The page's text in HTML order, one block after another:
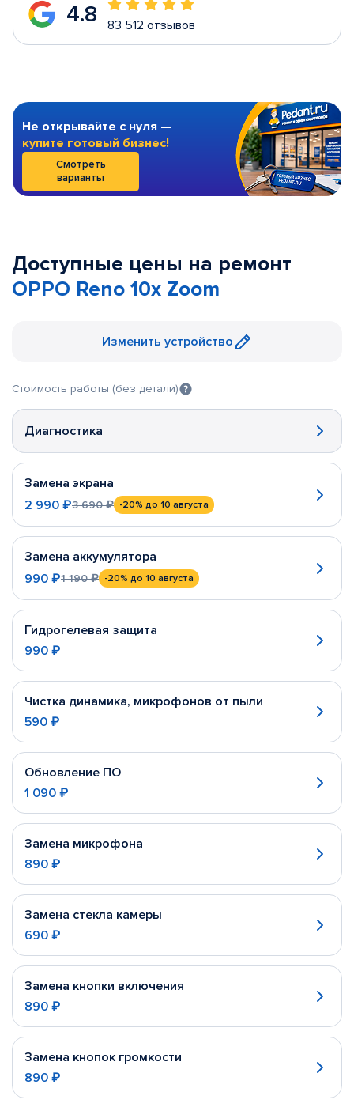
4.8 83 512 отзывов
Не открывайте с нуля —
купите готовый бизнес!
Смотреть
варианты
Доступные цены на ремонт
OPPO Reno 10x Zoom
Изменить устройство
Стоимость работы (без детали)
Диагностика
Замена экрана
2 990 ₽3 690 ₽ -20% до 10 августа
Замена аккумулятора
990 ₽1 190 ₽ -20% до 10 августа
Гидрогелевая защита
990 ₽
Чистка динамика, микрофонов от пыли
590 ₽
Обновление ПО
1 090 ₽
Замена микрофона
890 ₽
Замена стекла камеры
690 ₽
Замена кнопки включения
890 ₽
Замена кнопок громкости
890 ₽